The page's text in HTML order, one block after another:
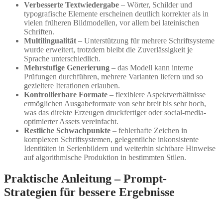
Verbesserte Textwiedergabe – Wörter, Schilder und
typografische Elemente erscheinen deutlich korrekter als in
vielen früheren Bildmodellen, vor allem bei lateinischen
Schriften.
Multilingualität – Unterstützung für mehrere Schriftsysteme
wurde erweitert, trotzdem bleibt die Zuverlässigkeit je
Sprache unterschiedlich.
Mehrstufige Generierung – das Modell kann interne
Prüfungen durchführen, mehrere Varianten liefern und so
gezieltere Iterationen erlauben.
Kontrollierbare Formate – flexiblere Aspektverhältnisse
ermöglichen Ausgabeformate von sehr breit bis sehr hoch,
was das direkte Erzeugen druckfertiger oder social-media-
optimierter Assets vereinfacht.
Restliche Schwachpunkte – fehlerhafte Zeichen in
komplexen Schriftsystemen, gelegentliche inkonsistente
Identitäten in Serienbildern und weiterhin sichtbare Hinweise
auf algorithmische Produktion in bestimmten Stilen.
Praktische Anleitung – Prompt-
Strategien für bessere Ergebnisse